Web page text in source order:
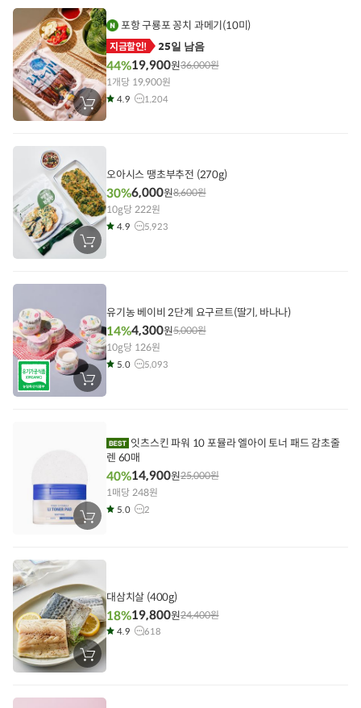
에
담
기
장
바
에
기
포항 구룡포 꽁치 과메기(10미)
지금할인! 25일 남음
44%19,900원36,000원
1개당 19,900원
4.9 1,204
장
바
에
오아시스 땡초부추전 (270g)
30%6,000원8,600원
10g당 222원
4.9 5,923
장
바
유기농 베이비 2단계 요구르트(딸기, 바나나)
14%4,300원5,000원
10g당 126원
5.0 5,093
장
바
에
기
렌 60매
40%14,900원25,000원
1매당 248원
5.0 2
장
바
에
대삼치살 (400g)
18%19,800원24,400원
4.9 618